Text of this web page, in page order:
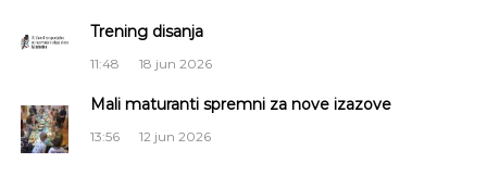
a
č
Trening disanja
11:48 18 jun 2026
Mali maturanti spremni za nove izazove
13:56 12 jun 2026